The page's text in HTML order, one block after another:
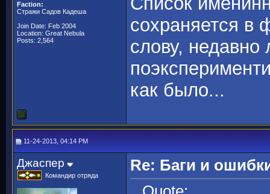
Faction:
Стражи Садов Кадеша
Join Date: Feb 2004
Location: Great Nebula
Posts: 2,564
сохраняется в
слову,
как было...
11-24-2013, 04:14 PM
Джаспер
Командир отряда
Re: Баги и